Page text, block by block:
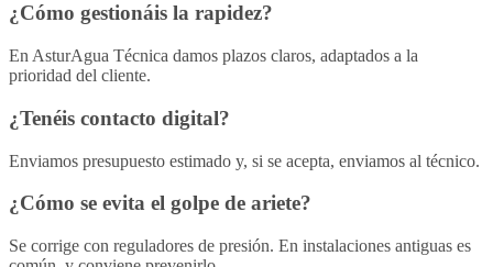
¿Cómo gestionáis la rapidez?
En AsturAgua Técnica damos plazos claros, adaptados a la
prioridad del cliente.
¿Tenéis contacto digital?
Enviamos presupuesto estimado y, si se acepta, enviamos al técnico.
¿Cómo se evita el golpe de ariete?
Se corrige con reguladores de presión. En instalaciones antiguas es